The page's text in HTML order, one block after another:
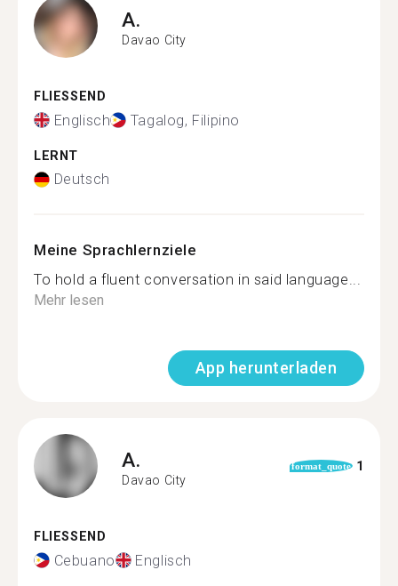
A.
Davao City
FLIESSEND
Englisch Tagalog, Filipino
LERNT
Deutsch
Meine Sprachlernziele
To hold a fluent conversation in said language...
Mehr lesen
App herunterladen
A.
Davao City
format_quote 1
FLIESSEND
Cebuano Englisch